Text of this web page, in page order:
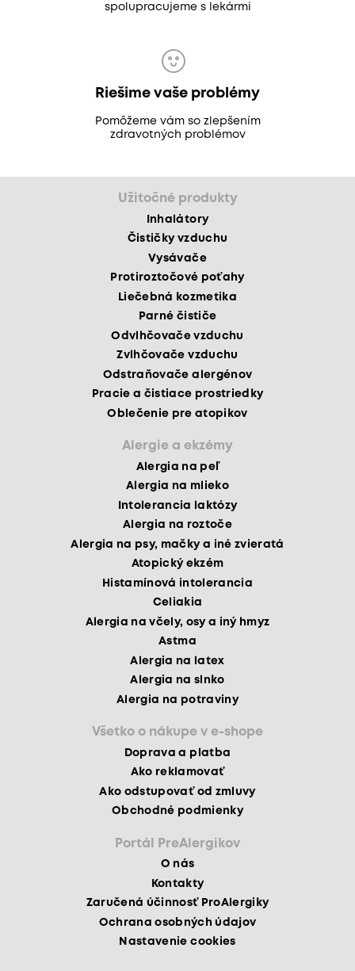
spolupracujeme s lekármi
Riešime vaše problémy
Pomôžeme vám so zlepšením
zdravotných problémov
Užitočné produkty
Inhalátory
Čističky vzduchu
Vysávače
Protiroztočové poťahy
Liečebná kozmetika
Parné čističe
Odvlhčovače vzduchu
Zvlhčovače vzduchu
Odstraňovače alergénov
Pracie a čistiace prostriedky
Oblečenie pre atopikov
Alergie a ekzémy
Alergia na peľ
Alergia na mlieko
Intolerancia laktózy
Alergia na roztoče
Alergia na psy, mačky a iné zvieratá
Atopický ekzém
Histamínová intolerancia
Celiakia
Alergia na včely, osy a iný hmyz
Astma
Alergia na latex
Alergia na slnko
Alergia na potraviny
Všetko o nákupe v e-shope
Doprava a platba
Ako reklamovať
Ako odstupovať od zmluvy
Obchodné podmienky
Portál PreAlergikov
O nás
Kontakty
Zaručená účinnosť ProAlergiky
Ochrana osobných údajov
Nastavenie cookies